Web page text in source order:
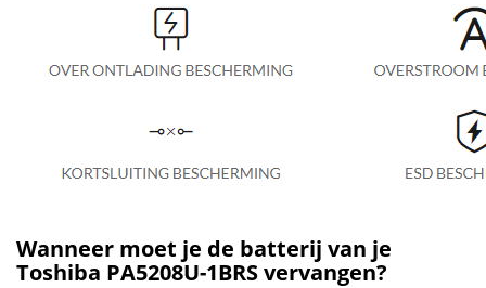
Wanneer moet je de batterij van je
Toshiba PA5208U-1BRS vervangen?